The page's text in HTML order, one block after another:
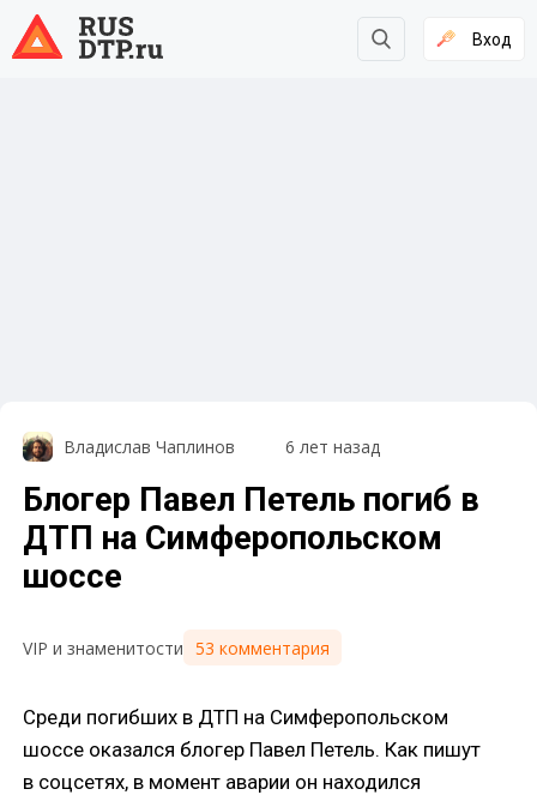
Вход
Владислав Чаплинов 6 лет назад
Блогер Павел Петель погиб в
ДТП на Симферопольском
шоссе
VIP и знаменитости 53 комментария
Среди погибших в ДТП на Симферопольском
шоссе оказался блогер Павел Петель. Как пишут
в соцсетях, в момент аварии он находился